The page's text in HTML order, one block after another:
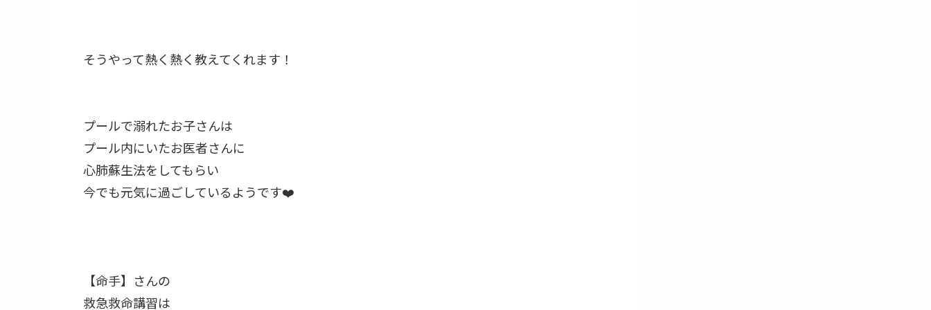
そうやって熱く熱く教えてくれます！⁡
プールで溺れたお子さんは⁡
プール内にいたお医者さんに⁡
心肺蘇生法をしてもらい⁡
今でも元気に過ごしているようです❤️⁡
【命手】さんの⁡
救急救命講習は⁡